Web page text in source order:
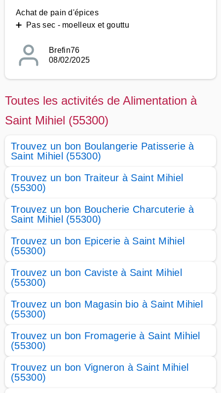
Achat de pain d'épices
➕ Pas sec - moelleux et gouttu
Brefin76
08/02/2025
Toutes les activités de Alimentation à
Saint Mihiel (55300)
Trouvez un bon Boulangerie Patisserie à
Saint Mihiel (55300)
Trouvez un bon Traiteur à Saint Mihiel
(55300)
Trouvez un bon Boucherie Charcuterie à
Saint Mihiel (55300)
Trouvez un bon Epicerie à Saint Mihiel
(55300)
Trouvez un bon Caviste à Saint Mihiel
(55300)
Trouvez un bon Magasin bio à Saint Mihiel
(55300)
Trouvez un bon Fromagerie à Saint Mihiel
(55300)
Trouvez un bon Vigneron à Saint Mihiel
(55300)